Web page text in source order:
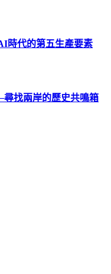
時代的第五生產要素
找兩岸的歷史共鳴箱